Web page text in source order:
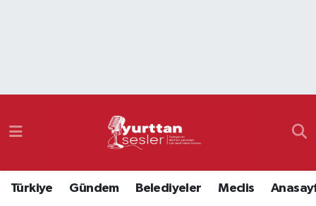
Türkiye Gündem Belediyeler Meclis
Namaz Vakitleri
Süper Lig Puan Durumu ve Fikstür